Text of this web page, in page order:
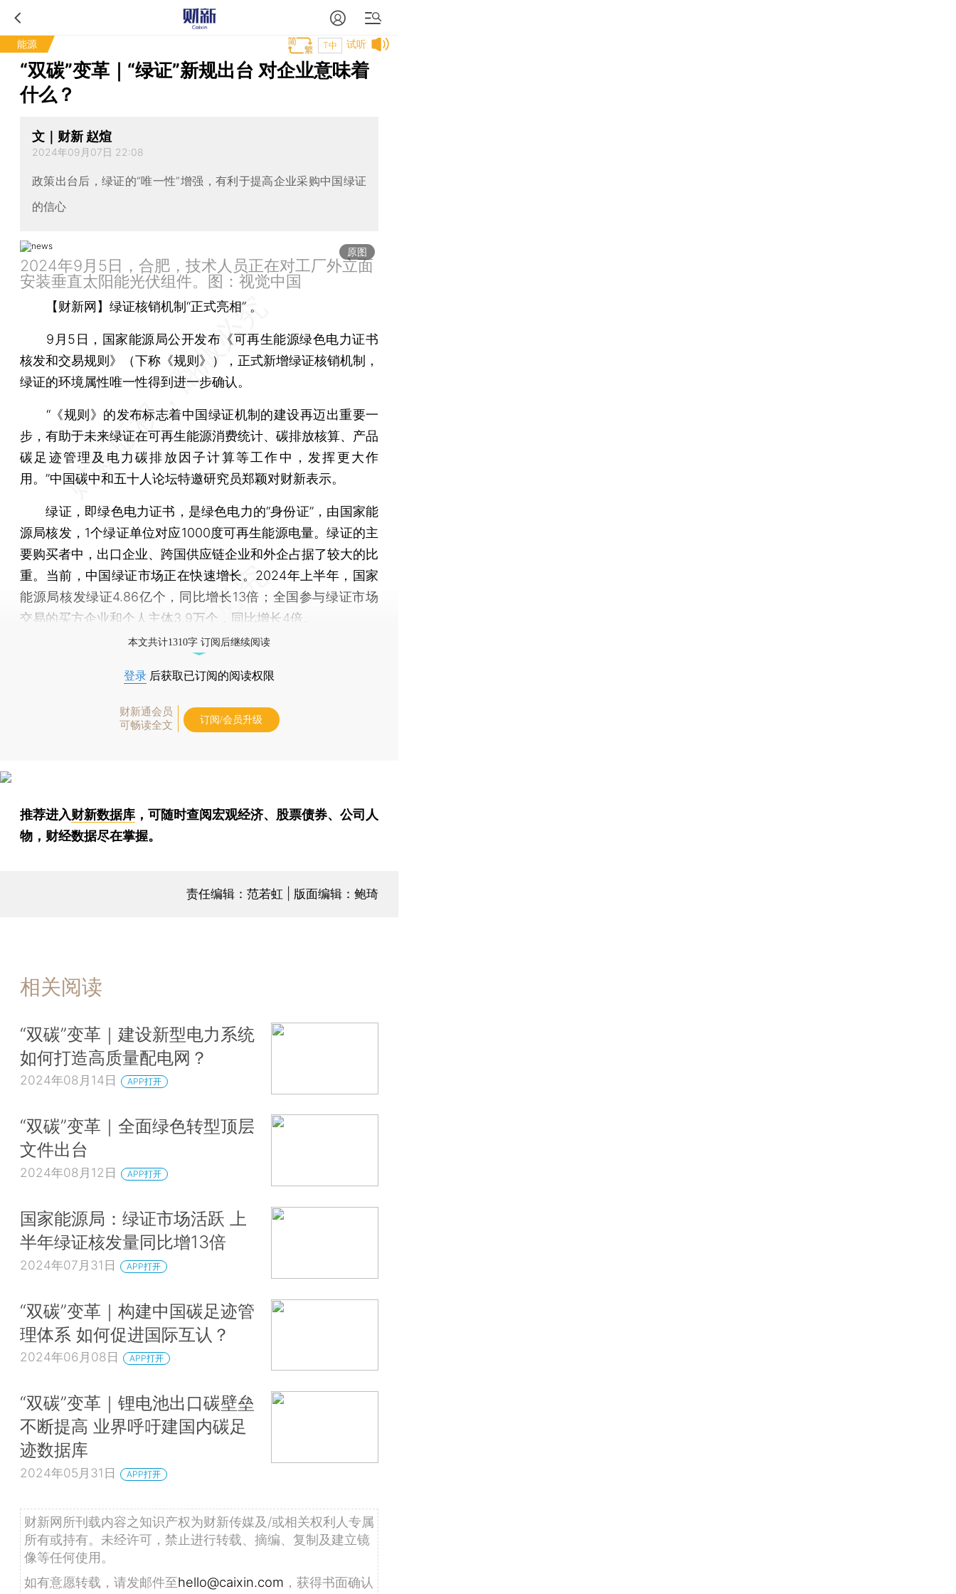
能源 试听
T中
“双碳”变革｜“绿证”新规出台 对企业意味着
什么？
文｜财新 赵煊
2024年09月07日 22:08
政策出台后，绿证的“唯一性”增强，有利于提高企业采购中国绿证
的信心
原图
2024年9月5日，合肥，技术人员正在对工厂外立面
安装垂直太阳能光伏组件。图：视觉中国
【财新网】 绿证核销机制“正式亮相” 。
9月5日，国家能源局公开发布《可再生能源绿色电力证书
核发和交易规则》（下称《规则》），正式新增绿证核销机制，
绿证的环境属性唯一性得到进一步确认。
“《规则》的发布标志着中国绿证机制的建设再迈出重要一
步，有助于未来绿证在可再生能源消费统计、碳排放核算、产品
碳足迹管理及电力碳排放因子计算等工作中，发挥更大作
用。”中国碳中和五十人论坛特邀研究员郑颖对财新表示。
绿证，即绿色电力证书，是绿色电力的“身份证”，由国家能
源局核发，1个绿证单位对应1000度可再生能源电量。绿证的主
要购买者中，出口企业、跨国供应链企业和外企占据了较大的比
重。当前，中国绿证市场正在快速增长。2024年上半年，国家
能源局核发绿证4.86亿个，同比增长13倍；全国参与绿证市场
交易的买方企业和个人主体3.9万个，同比增长4倍。
本文共计1310字 订阅后继续阅读
登录 后获取已订阅的阅读权限
财新通会员
可畅读全文
订阅/会员升级
推荐进入财新数据库 ，可随时查阅宏观经济、股票债券、公司人
物，财经数据尽在掌握。
责任编辑：范若虹 | 版面编辑：鲍琦
相关阅读
“双碳”变革｜建设新型电力系统
如何打造高质量配电网？
2024年08月14日 APP打开
“双碳”变革｜全面绿色转型顶层
文件出台
2024年08月12日 APP打开
国家能源局：绿证市场活跃 上
半年绿证核发量同比增13倍
2024年07月31日 APP打开
“双碳”变革｜构建中国碳足迹管
理体系 如何促进国际互认？
2024年06月08日 APP打开
“双碳”变革｜锂电池出口碳壁垒
不断提高 业界呼吁建国内碳足
迹数据库
2024年05月31日 APP打开
财新网所刊载内容之知识产权为财新传媒及/或相关权利人专属
所有或持有。未经许可，禁止进行转载、摘编、复制及建立镜
像等任何使用。
如有意愿转载，请发邮件至hello@caixin.com ，获得书面确认